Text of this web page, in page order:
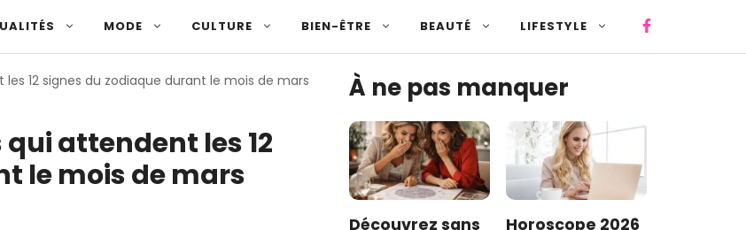
MODE CULTURE BIEN-ÊTRE BEAUTÉ LIFESTYLE
12 signes du zodiaque durant le mois de mars
attendent les 12
le mois de mars
À ne pas manquer
Découvrez sans
Horoscope 2026